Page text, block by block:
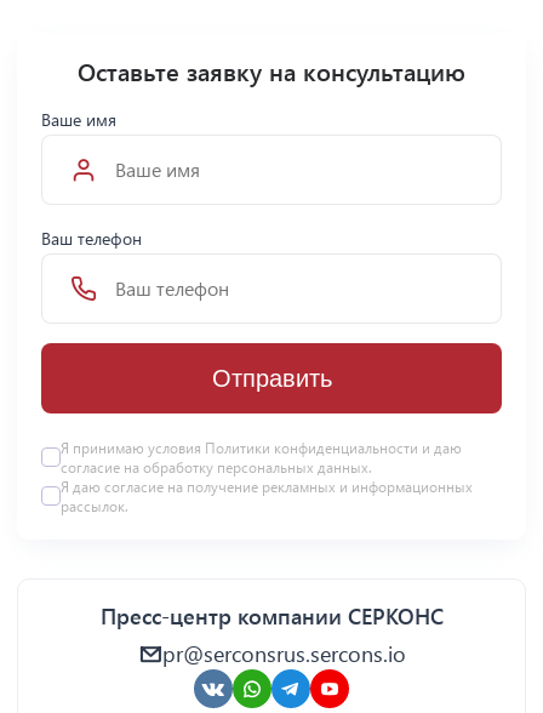
Оставьте заявку на консультацию
Ваше имя
Ваш телефон
Отправить
Я принимаю условия Политики конфиденциальности и даю
согласие на обработку персональных данных.
Я даю согласие на получение рекламных и информационных
рассылок.
Пресс-центр компании СЕРКОНС
pr@serconsrus.sercons.io